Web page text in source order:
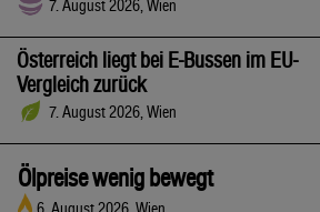
7. August 2026, Wien
Österreich liegt bei E-Bussen im EU-
Vergleich zurück
7. August 2026, Wien
Ölpreise wenig bewegt